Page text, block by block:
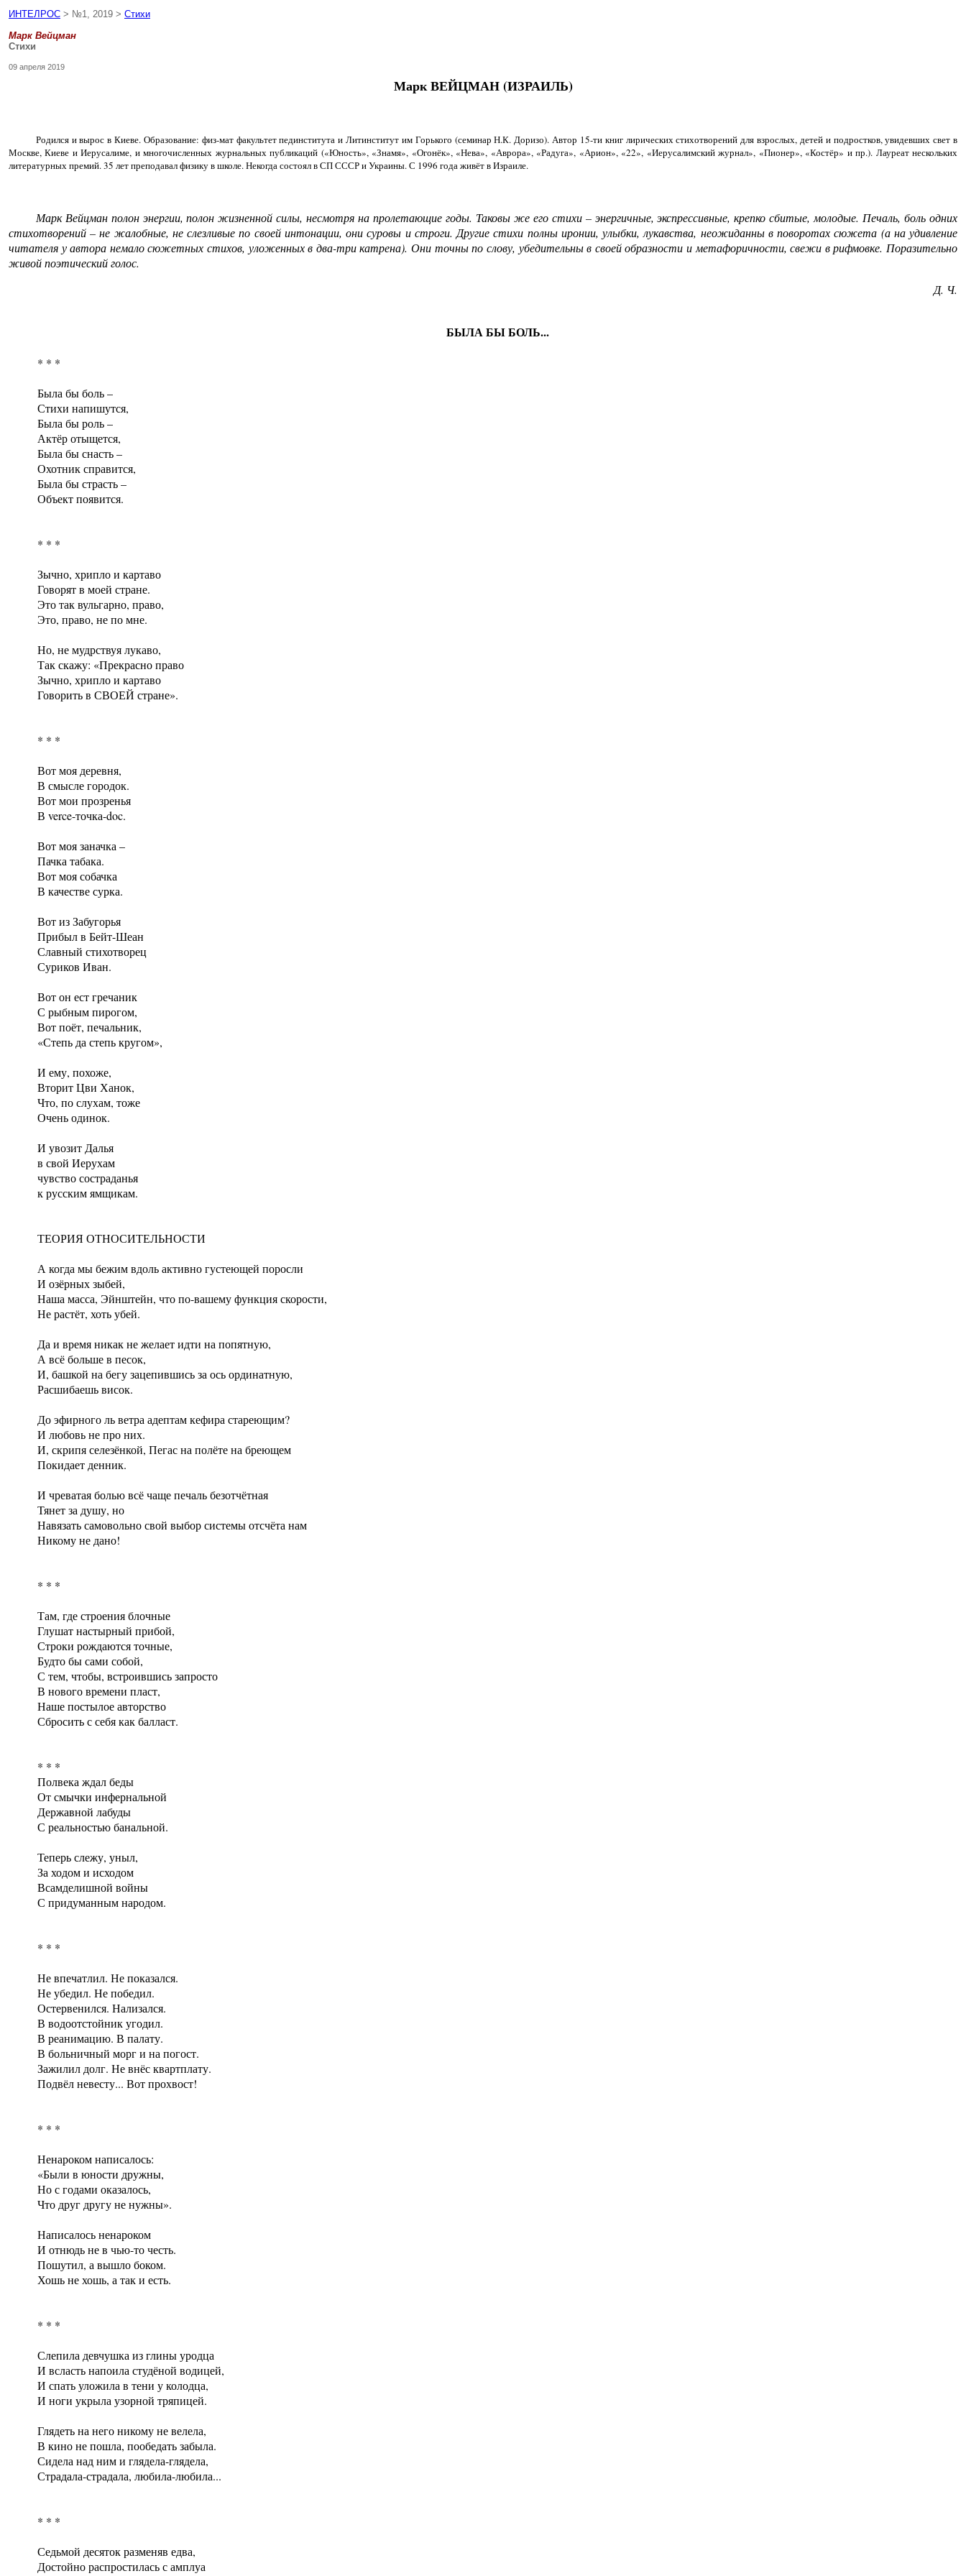
ИНТЕЛРОС > №1, 2019 > Стихи
Марк Вейцман
Стихи
09 апреля 2019
Марк ВЕЙЦМАН (ИЗРАИЛЬ)
Родился и вырос в Киеве. Образование: физ-мат факультет пединститута и Литинститут им Горького (семинар Н.К. Доризо). Автор 15-ти книг лирических стихотворений для взрослых, детей и подростков, увидевших свет в
Москве, Киеве и Иерусалиме, и многочисленных журнальных публикаций («Юность», «Знамя», «Огонёк», «Нева», «Аврора», «Радуга», «Арион», «22», «Иерусалимский журнал», «Пионер», «Костёр» и пр.). Лауреат нескольких
литературных премий. 35 лет преподавал физику в школе. Некогда состоял в СП СССР и Украины. С 1996 года живёт в Израиле.
Марк Вейцман полон энергии, полон жизненной силы, несмотря на пролетающие годы. Таковы же его стихи – энергичные, экспрессивные, крепко сбитые, молодые. Печаль, боль одних
стихотворений – не жалобные, не слезливые по своей интонации, они суровы и строги. Другие стихи полны иронии, улыбки, лукавства, неожиданны в поворотах сюжета (а на удивление
читателя у автора немало сюжетных стихов, уложенных в два-три катрена). Они точны по слову, убедительны в своей образности и метафоричности, свежи в рифмовке. Поразительно
живой поэтический голос.
Д. Ч.
БЫЛА БЫ БОЛЬ...
* * *
Была бы боль –
Стихи напишутся,
Была бы роль –
Актёр отыщется,
Была бы снасть –
Охотник справится,
Была бы страсть –
Объект появится.
* * *
Зычно, хрипло и картаво
Говорят в моей стране.
Это так вульгарно, право,
Это, право, не по мне.
Но, не мудрствуя лукаво,
Так скажу: «Прекрасно право
Зычно, хрипло и картаво
Говорить в СВОЕЙ стране».
* * *
Вот моя деревня,
В смысле городок.
Вот мои прозренья
В verce-точка-doc.
Вот моя заначка –
Пачка табака.
Вот моя собачка
В качестве сурка.
Вот из Забугорья
Прибыл в Бейт-Шеан
Славный стихотворец
Суриков Иван.
Вот он ест гречаник
С рыбным пирогом,
Вот поёт, печальник,
«Степь да степь кругом»,
И ему, похоже,
Вторит Цви Ханок,
Что, по слухам, тоже
Очень одинок.
И увозит Далья
в свой Иерухам
чувство состраданья
к русским ямщикам.
ТЕОРИЯ ОТНОСИТЕЛЬНОСТИ
А когда мы бежим вдоль активно густеющей поросли
И озёрных зыбей,
Наша масса, Эйнштейн, что по-вашему функция скорости,
Не растёт, хоть убей.
Да и время никак не желает идти на попятную,
А всё больше в песок,
И, башкой на бегу зацепившись за ось ординатную,
Расшибаешь висок.
До эфирного ль ветра адептам кефира стареющим?
И любовь не про них.
И, скрипя селезёнкой, Пегас на полёте на бреющем
Покидает денник.
И чреватая болью всё чаще печаль безотчётная
Тянет за душу, но
Навязать самовольно свой выбор системы отсчёта нам
Никому не дано!
* * *
Там, где строения блочные
Глушат настырный прибой,
Строки рождаются точные,
Будто бы сами собой,
С тем, чтобы, встроившись запросто
В нового времени пласт,
Наше постылое авторство
Сбросить с себя как балласт.
* * *
Полвека ждал беды
От смычки инфернальной
Державной лабуды
С реальностью банальной.
Теперь слежу, уныл,
За ходом и исходом
Всамделишной войны
С придуманным народом.
* * *
Не впечатлил. Не показался.
Не убедил. Не победил.
Остервенился. Нализался.
В водоотстойник угодил.
В реанимацию. В палату.
В больничный морг и на погост.
Зажилил долг. Не внёс квартплату.
Подвёл невесту... Вот прохвост!
* * *
Ненароком написалось:
«Были в юности дружны,
Но с годами оказалось,
Что друг другу не нужны».
Написалось ненароком
И отнюдь не в чью-то честь.
Пошутил, а вышло боком.
Хошь не хошь, а так и есть.
* * *
Слепила девчушка из глины уродца
И всласть напоила студёной водицей,
И спать уложила в тени у колодца,
И ноги укрыла узорной тряпицей.
Глядеть на него никому не велела,
В кино не пошла, пообедать забыла.
Сидела над ним и глядела-глядела,
Страдала-страдала, любила-любила...
* * *
Седьмой десяток разменяв едва,
Достойно распростилась с амплуа